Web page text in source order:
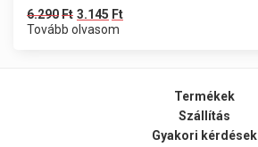
6.290Ft 3.145 Ft
Tovább olvasom
Termékek
Szállítás
Gyakori kérdések